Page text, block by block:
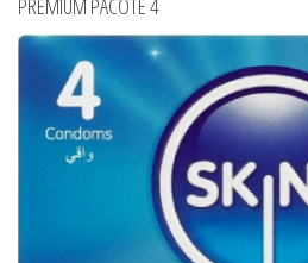
PREMIUM PACOTE 4